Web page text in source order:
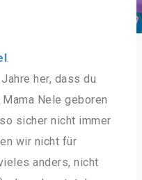
.
her, dass du
Nele geboren
sicher nicht immer
wir nicht für
anders, nicht